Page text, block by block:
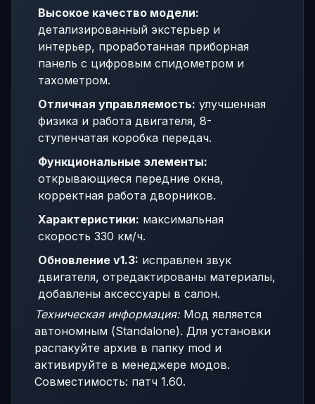
Высокое качество модели:
детализированный экстерьер и
интерьер, проработанная приборная
панель с цифровым спидометром и
тахометром.
Отличная управляемость: улучшенная
физика и работа двигателя, 8-
ступенчатая коробка передач.
Функциональные элементы:
открывающиеся передние окна,
корректная работа дворников.
Характеристики: максимальная
скорость 330 км/ч.
Обновление v1.3: исправлен звук
двигателя, отредактированы материалы,
добавлены аксессуары в салон.
Техническая информация:Мод является
автономным (Standalone). Для установки
распакуйте архив в папку mod и
активируйте в менеджере модов.
Совместимость: патч 1.60.